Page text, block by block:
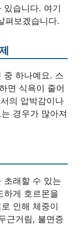
있습니다. 여기
펴보겠습니다.
중 하나예요. 스
면 식욕이 줄어
의 압박감이나
경우가 많아져
초래할 수 있는
하게 호르몬을
인해 체중이
근거림, 불면증